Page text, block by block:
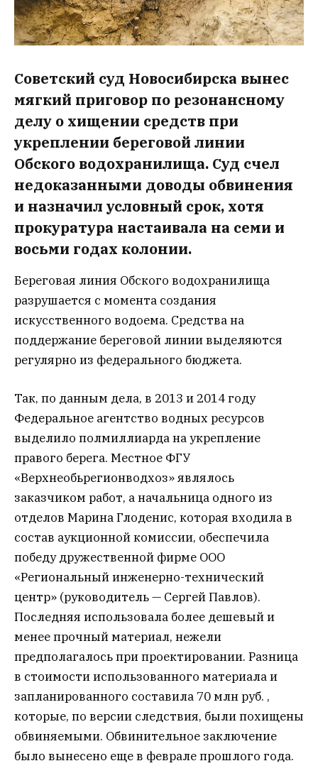
Советский суд Новосибирска вынес
мягкий приговор по резонансному
делу о хищении средств при
укреплении береговой линии
Обского водохранилища. Суд счел
недоказанными доводы обвинения
и назначил условный срок, хотя
прокуратура настаивала на семи и
восьми годах колонии.
Береговая линия Обского водохранилища
разрушается с момента создания
искусственного водоема. Средства на
поддержание береговой линии выделяются
регулярно из федерального бюджета.
Так, по данным дела, в 2013 и 2014 году
Федеральное агентство водных ресурсов
выделило полмиллиарда на укрепление
правого берега. Местное ФГУ
«Верхнеобьрегионводхоз» являлось
заказчиком работ, а начальница одного из
отделов Марина Глоденис, которая входила в
состав аукционной комиссии, обеспечила
победу дружественной фирме ООО
«Региональный инженерно-технический
центр» (руководитель — Сергей Павлов).
Последняя использовала более дешевый и
менее прочный материал, нежели
предполагалось при проектировании. Разница
в стоимости использованного материала и
запланированного составила 70 млн руб. ,
которые, по версии следствия, были похищены
обвиняемыми. Обвинительное заключение
было вынесено еще в феврале прошлого года.